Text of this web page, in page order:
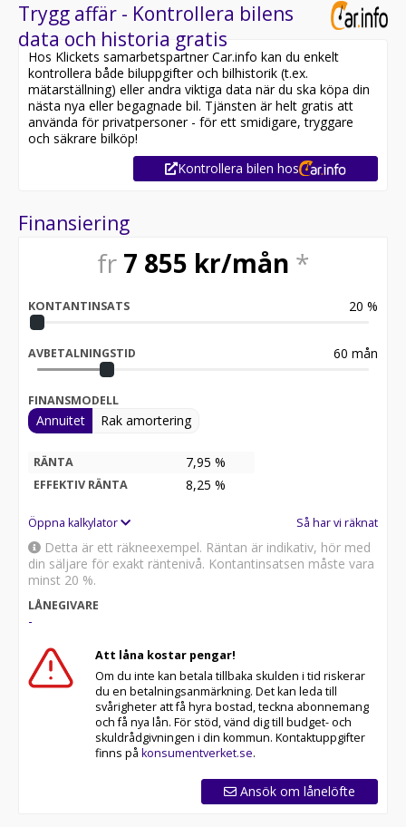
Trygg affär - Kontrollera bilens
data och historia gratis
Hos Klickets samarbetspartner Car.info kan du enkelt
kontrollera både biluppgifter och bilhistorik (t.ex.
mätarställning) eller andra viktiga data när du ska köpa din
nästa nya eller begagnade bil. Tjänsten är helt gratis att
använda för privatpersoner - för ett smidigare, tryggare
och säkrare bilköp!
Kontrollera bilen hos
Finansiering
fr 7 855 kr/mån *
KONTANTINSATS 20 %
AVBETALNINGSTID 60 mån
FINANSMODELL
Annuitet Rak amortering
RÄNTA 7,95 %
EFFEKTIV RÄNTA 8,25 %
Öppna kalkylator Så har vi räknat
Detta är ett räkneexempel. Räntan är indikativ, hör med
din säljare för exakt räntenivå. Kontantinsatsen måste vara
minst 20 %.
LÅNEGIVARE
-
Att låna kostar pengar!
Om du inte kan betala tillbaka skulden i tid riskerar
du en betalningsanmärkning. Det kan leda till
svårigheter att få hyra bostad, teckna abonnemang
och få nya lån. För stöd, vänd dig till budget- och
skuldrådgivningen i din kommun. Kontaktuppgifter
finns på konsumentverket.se.
Ansök om lånelöfte